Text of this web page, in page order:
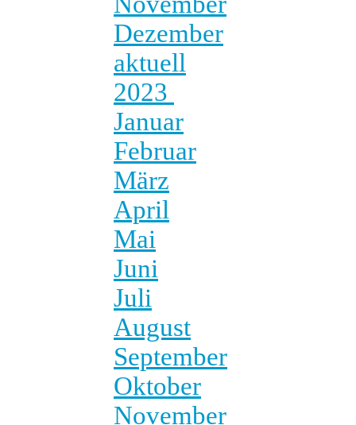
Dezember
aktuell
2023
Januar
Februar
März
April
Mai
Juni
Juli
August
September
Oktober
November